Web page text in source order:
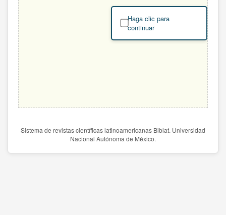
Haga clic para
continuar
Sistema de revistas científicas latinoamericanas Biblat. Universidad
Nacional Autónoma de México.